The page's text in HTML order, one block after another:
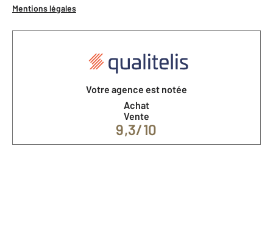
Mentions légales
Votre agence est notée
Achat
Vente
9,3/10